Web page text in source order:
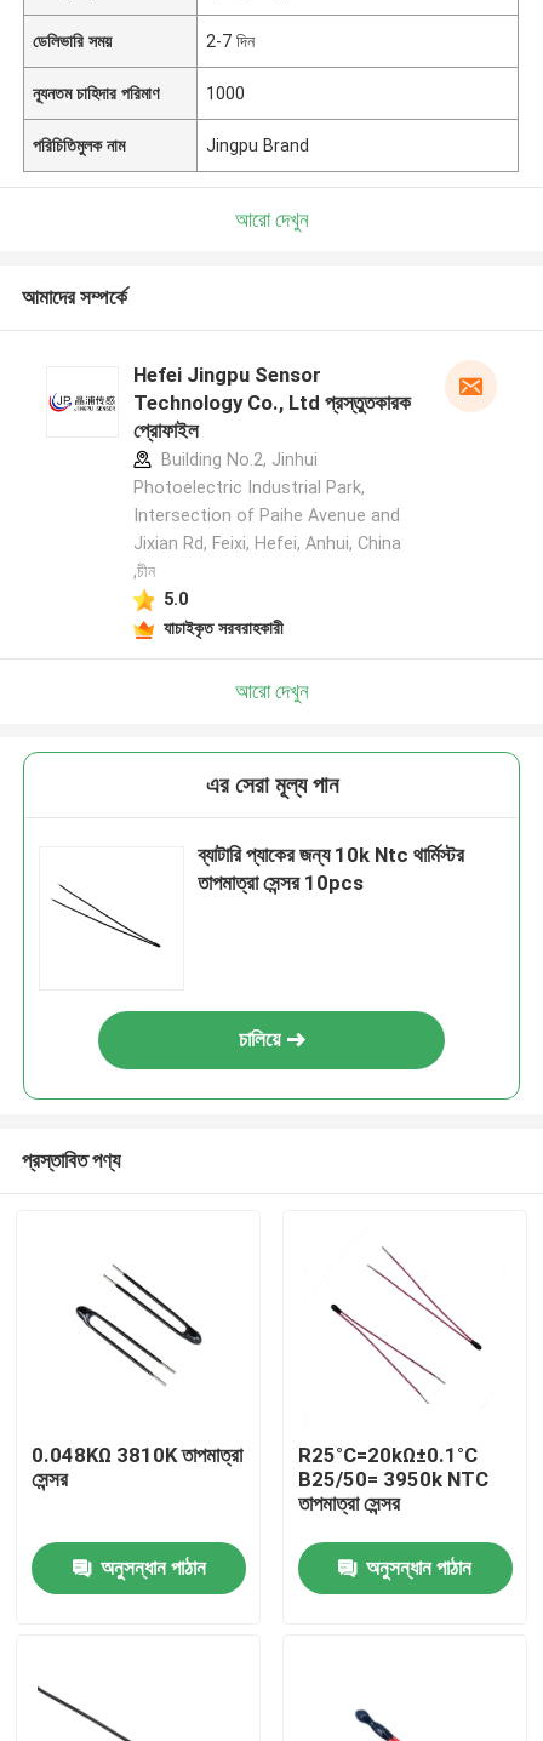
VR প্রদর্শন
ডেলিভারি সময় 2-7 দিন
ন্যূনতম চাহিদার পরিমাণ 1000
পরিচিতিমুলক নাম Jingpu Brand
আরো দেখুন
আমাদের সম্পর্কে
Hefei Jingpu Sensor
Technology Co., Ltd প্রস্তুতকারক
প্রোফাইল
Building No.2, Jinhui
Photoelectric Industrial Park,
Intersection of Paihe Avenue and
Jixian Rd, Feixi, Hefei, Anhui, China
,চীন
5.0
যাচাইকৃত সরবরাহকারী
আরো দেখুন
এর সেরা মূল্য পান
ব্যাটারি প্যাকের জন্য 10k Ntc থার্মিস্টর
তাপমাত্রা সেন্সর 10pcs
চালিয়ে
প্রস্তাবিত পণ্য
0.048KΩ 3810K তাপমাত্রা
সেন্সর
অনুসন্ধান পাঠান
R25°C=20kΩ±0.1°C
B25/50= 3950k NTC
তাপমাত্রা সেন্সর
অনুসন্ধান পাঠান